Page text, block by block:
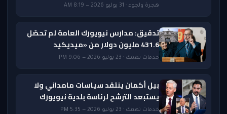
هجرة ولجوء · 31 يوليو 2026 — 8:19 AM
تدقيق: مدارس نيويورك العامة لم تحصّل
431.6 مليون دولار من «ميديكيد
خدمات تهمك · 23 يوليو 2026 — 9:06 PM
بيل أكمان ينتقد سياسات مامداني ولا
يستبعد الترشح لرئاسة بلدية نيويورك
خدمات تهمك · 23 يوليو 2026 — 5:35 PM